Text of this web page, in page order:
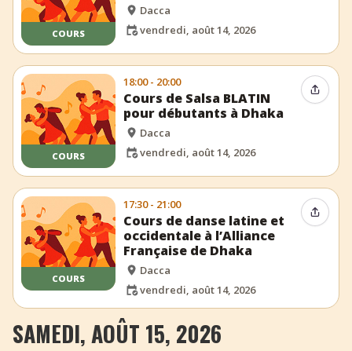
COURS
Dacca
vendredi, août 14, 2026
COURS
18:00 - 20:00
Cours de Salsa BLATIN
pour débutants à Dhaka
Dacca
vendredi, août 14, 2026
COURS
17:30 - 21:00
Cours de danse latine et
occidentale à l’Alliance
Française de Dhaka
Dacca
vendredi, août 14, 2026
SAMEDI, AOÛT 15, 2026